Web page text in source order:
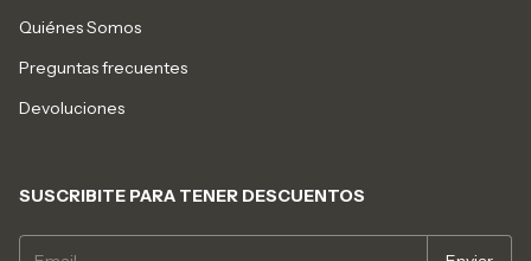
Quiénes Somos
Preguntas frecuentes
Devoluciones
SUSCRIBITE PARA TENER DESCUENTOS